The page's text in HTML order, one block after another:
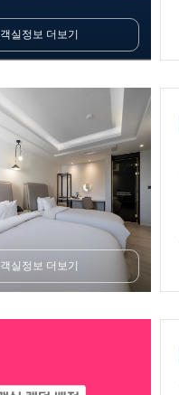
객실정보 더보기
객실정보 더보기